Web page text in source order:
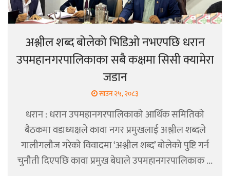
अश्लील शब्द बोलेको भिडिओ नभएपछि धरान
उपमहानगरपालिकाका सबै कक्षमा सिसी क्यामेरा
जडान
साउन २५, २०८३
धरान : धरान उपमहानगरपालिकाको आर्थिक समितिको
बैठकमा वडाध्यक्षले कावा नगर प्रमुखलाई अश्लील शब्दले
गालीगलौज गरेको विवादमा ‘अश्लील शब्द’ बोलेको पुष्टि गर्न
चुनौती दिएपछि कावा प्रमुख बेघाले उपमहानगरपालिकाक ...